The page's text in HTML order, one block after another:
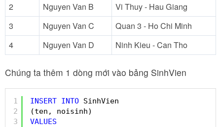
2
Nguyen Van B
Vi Thuy - Hau Giang
3
Nguyen Van C
Quan 3 - Ho Chi Minh
4
Nguyen Van D Ninh Kieu - Can Tho
Chúng ta thêm 1 dòng mới vào bảng SinhVien
1
2
3
INSERT INTO SinhVien
(ten, noisinh)
VALUES